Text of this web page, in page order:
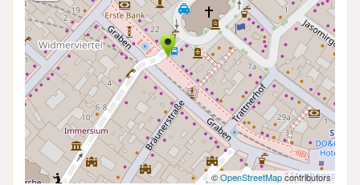
©OpenStreetMapcontributors